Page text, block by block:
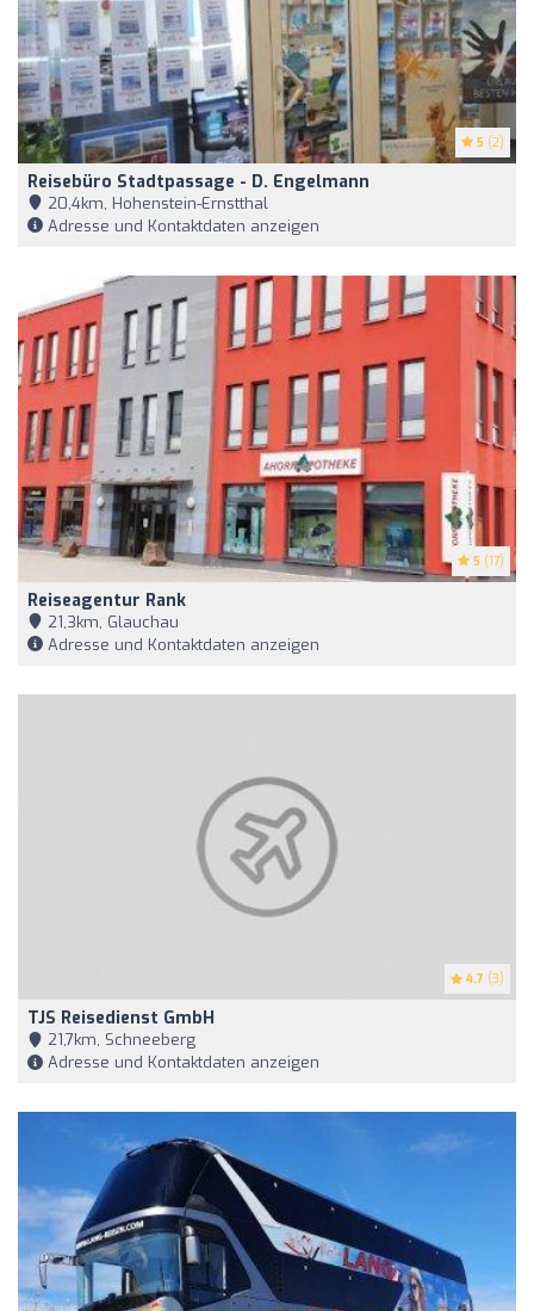
5 (2)
Reisebüro Stadtpassage - D. Engelmann
20,4km, Hohenstein-Ernstthal
Adresse und Kontaktdaten anzeigen
5 (17)
Reiseagentur Rank
21,3km, Glauchau
Adresse und Kontaktdaten anzeigen
4.7 (3)
TJS Reisedienst GmbH
21,7km, Schneeberg
Adresse und Kontaktdaten anzeigen